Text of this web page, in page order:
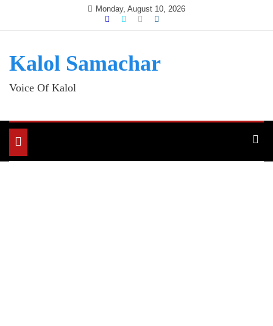
Monday, August 10, 2026
Kalol Samachar
Voice Of Kalol
Toggle
navigation